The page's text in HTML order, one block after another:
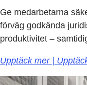
Ge medarbetarna
förväg godkända
produktivitet –
Upptäck mer |